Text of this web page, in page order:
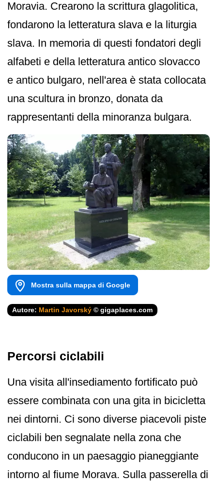
Moravia. Crearono la scrittura glagolitica,
fondarono la letteratura slava e la liturgia
slava. In memoria di questi fondatori degli
alfabeti e della letteratura antico slovacco
e antico bulgaro, nell'area è stata collocata
una scultura in bronzo, donata da
rappresentanti della minoranza bulgara.
Mostra sulla mappa di Google
Autore: Martin Javorský © gigaplaces.com
Percorsi ciclabili
Una visita all'insediamento fortificato può
essere combinata con una gita in bicicletta
nei dintorni. Ci sono diverse piacevoli piste
ciclabili ben segnalate nella zona che
conducono in un paesaggio pianeggiante
intorno al fiume Morava. Sulla passerella di